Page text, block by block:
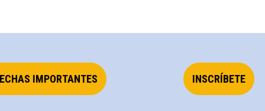
IMPORTANTES INSCRÍBETE